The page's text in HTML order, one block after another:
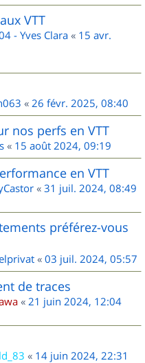
VTT
- Yves Clara « 15 avr.
« 26 févr. 2025, 08:40
nos perfs en VTT
« 15 août 2024, 09:19
en VTT
« 31 juil. 2024, 08:49
préférez-vous
« 03 juil. 2024, 05:57
de traces
« 21 juin 2024, 12:04
« 14 juin 2024, 22:31